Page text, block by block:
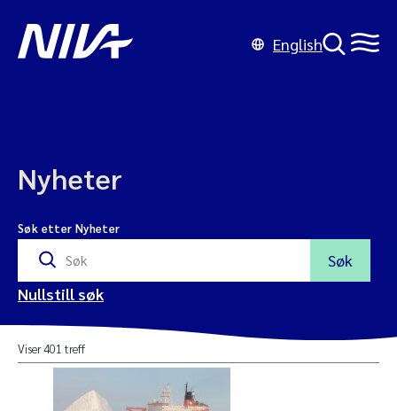
English
Nyheter
Søk etter Nyheter
Søk
Nullstill søk
Viser 401 treff